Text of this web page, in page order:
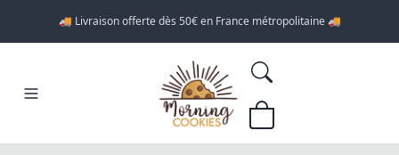
🚚 Livraison offerte dès 50€ en France métropolitaine 🚚